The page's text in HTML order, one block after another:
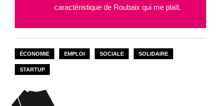
caractéristique de Roubaix qui me plaît.
ÉCONOMIE EMPLOI SOCIALE SOLIDAIRE
STARTUP